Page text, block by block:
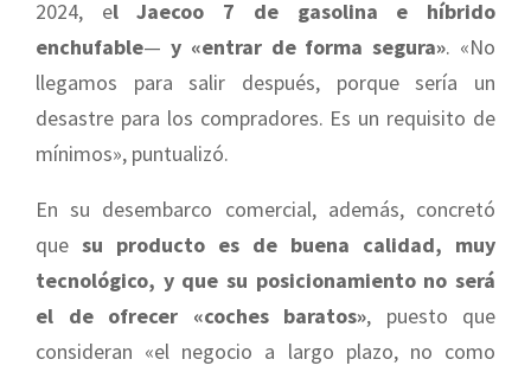
2024, el Jaecoo 7 de gasolina e híbrido
enchufable— y «entrar de forma segura». «No
llegamos para salir después, porque sería un
desastre para los compradores. Es un requisito de
mínimos», puntualizó.
En su desembarco comercial, además, concretó
que su producto es de buena calidad, muy
tecnológico, y que su posicionamiento no será
el de ofrecer «coches baratos», puesto que
consideran «el negocio a largo plazo, no como